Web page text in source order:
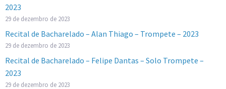
2023
29 de dezembro de 2023
Recital de Bacharelado – Alan Thiago – Trompete – 2023
29 de dezembro de 2023
Recital de Bacharelado – Felipe Dantas – Solo Trompete –
2023
29 de dezembro de 2023